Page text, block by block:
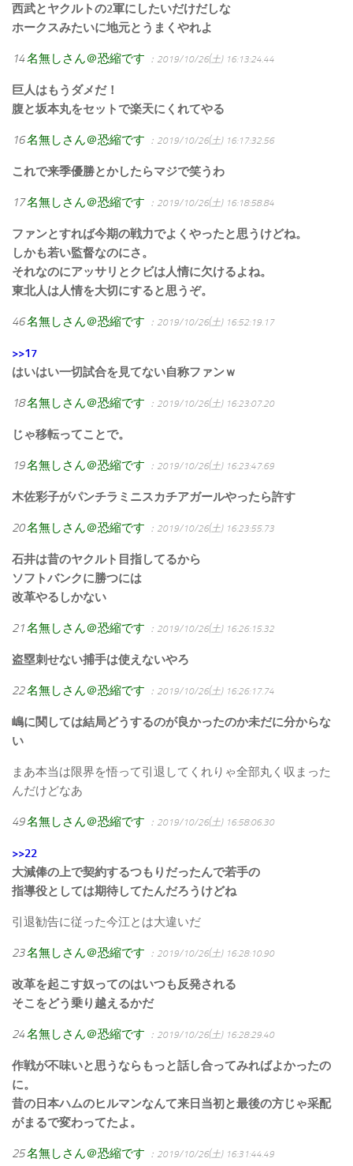
西武とヤクルトの2軍にしたいだけだしな
ホークスみたいに地元とうまくやれよ
14名無しさん＠恐縮です ：2019/10/26(土) 16:13:24.44
巨人はもうダメだ！
腹と坂本丸をセットで楽天にくれてやる
16名無しさん＠恐縮です ：2019/10/26(土) 16:17:32.56
これで来季優勝とかしたらマジで笑うわ
17名無しさん＠恐縮です ：2019/10/26(土) 16:18:58.84
ファンとすれば今期の戦力でよくやったと思うけどね。
しかも若い監督なのにさ。
それなのにアッサリとクビは人情に欠けるよね。
東北人は人情を大切にすると思うぞ。
46名無しさん＠恐縮です ：2019/10/26(土) 16:52:19.17
>>17
はいはい一切試合を見てない自称ファンｗ
18名無しさん＠恐縮です ：2019/10/26(土) 16:23:07.20
じゃ移転ってことで。
19名無しさん＠恐縮です ：2019/10/26(土) 16:23:47.69
木佐彩子がパンチラミニスカチアガールやったら許す
20名無しさん＠恐縮です ：2019/10/26(土) 16:23:55.73
石井は昔のヤクルト目指してるから
ソフトバンクに勝つには
改革やるしかない
21名無しさん＠恐縮です ：2019/10/26(土) 16:26:15.32
盗塁刺せない捕手は使えないやろ
22名無しさん＠恐縮です ：2019/10/26(土) 16:26:17.74
嶋に関しては結局どうするのが良かったのか未だに分からな
い
まあ本当は限界を悟って引退してくれりゃ全部丸く収まった
んだけどなあ
49名無しさん＠恐縮です ：2019/10/26(土) 16:58:06.30
>>22
大減俸の上で契約するつもりだったんで若手の
指導役としては期待してたんだろうけどね
引退勧告に従った今江とは大違いだ
23名無しさん＠恐縮です ：2019/10/26(土) 16:28:10.90
改革を起こす奴ってのはいつも反発される
そこをどう乗り越えるかだ
24名無しさん＠恐縮です ：2019/10/26(土) 16:28:29.40
作戦が不味いと思うならもっと話し合ってみればよかったの
に。
昔の日本ハムのヒルマンなんて来日当初と最後の方じゃ采配
がまるで変わってたよ。
25名無しさん＠恐縮です ：2019/10/26(土) 16:31:44.49